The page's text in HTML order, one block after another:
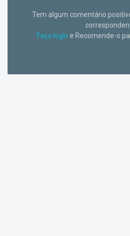
Tem algum comentário
Faça login e Recomende-o